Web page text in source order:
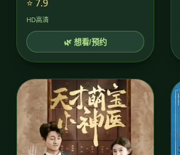
⭐ 7.9
HD高清
🌿 想看/预约